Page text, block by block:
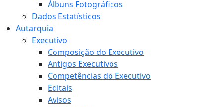
Álbuns Fotográficos
Dados Estatísticos
Autarquia
Executivo
Composição do Executivo
Antigos Executivos
Competências do Executivo
Editais
Avisos